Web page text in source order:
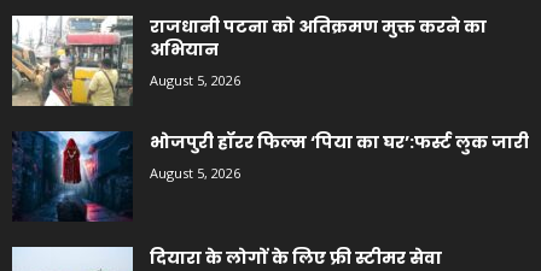
राजधानी पटना को अतिक्रमण मुक्त करने का
अभियान
August 5, 2026
भोजपुरी हॉरर फिल्म ‘पिया का घर’:फर्स्ट लुक जारी
August 5, 2026
दियारा के लोगों के लिए फ्री स्टीमर सेवा